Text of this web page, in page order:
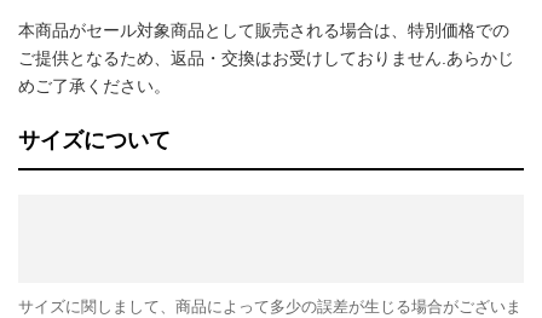
本商品がセール対象商品として販売される場合は、特別価格での
ご提供となるため、返品・交換はお受けしておりません.あらかじ
めご了承ください。
サイズについて
サイズに関しまして、商品によって多少の誤差が生じる場合がございま